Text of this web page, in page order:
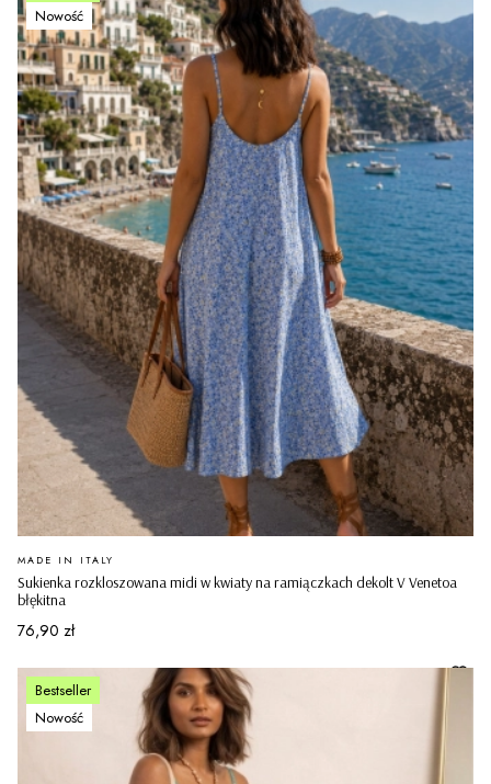
Nowość
Sukienka rozkloszowana midi w kwiaty na ramiączkach dekolt V Venetoa
błękitna
PRODUCENT
MADE IN ITALY
Cena
76,90 zł
Bestseller
Nowość